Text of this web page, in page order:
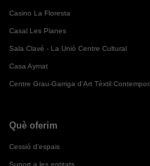
Casino La Floresta
Casal Les Planes
Sala Clavé - La Unió Centre Cultural
Casa Aymat
Centre Grau-Garriga d'Art Tèxtil
Què oferim
Cessió d'espais
Suport a les entitats